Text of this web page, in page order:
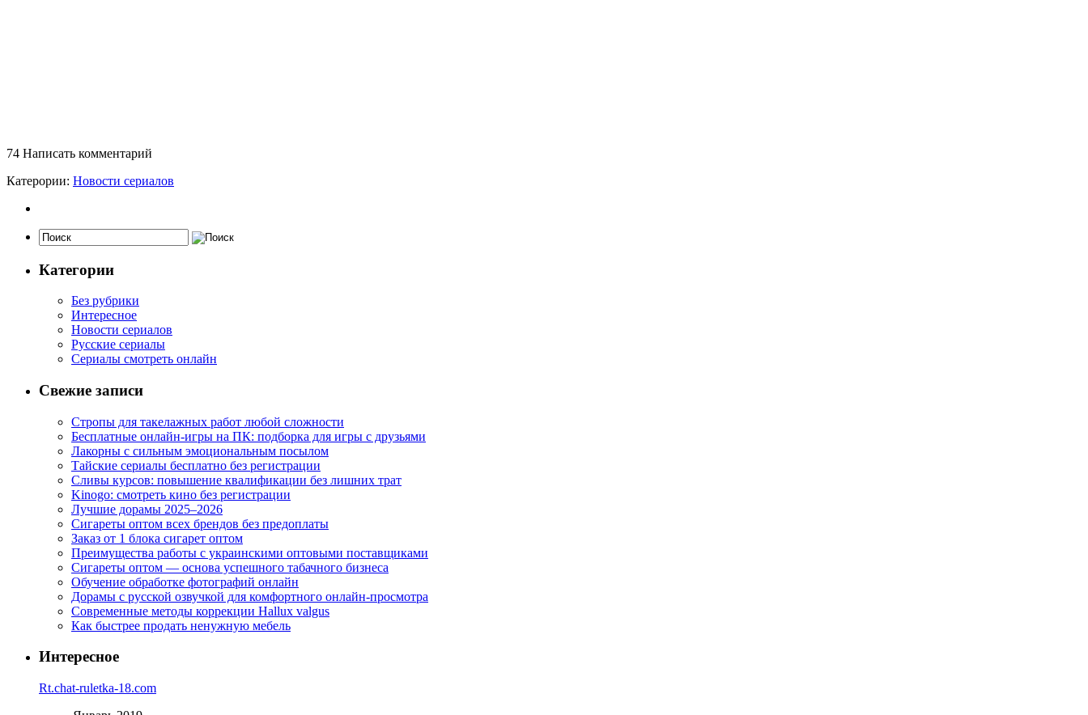
74 Написать комментарий
Катерории: Новости сериалов
Категории
Без рубрики
Интересное
Новости сериалов
Русские сериалы
Сериалы смотреть онлайн
Свежие записи
Стропы для такелажных работ любой сложности
Бесплатные онлайн-игры на ПК: подборка для игры с друзьями
Лакорны с сильным эмоциональным посылом
Тайские сериалы бесплатно без регистрации
Сливы курсов: повышение квалификации без лишних трат
Kinogo: смотреть кино без регистрации
Лучшие дорамы 2025–2026
Сигареты оптом всех брендов без предоплаты
Заказ от 1 блока сигарет оптом
Преимущества работы с украинскими оптовыми поставщиками
Сигареты оптом — основа успешного табачного бизнеса
Обучение обработке фотографий онлайн
Дорамы с русской озвучкой для комфортного онлайн-просмотра
Современные методы коррекции Hallux valgus
Как быстрее продать ненужную мебель
Интересное
Rt.chat-ruletka-18.com